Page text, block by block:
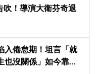
吹！導演大衛芬奇退
入倦怠期！坦言「就
也沒關係」如今靠